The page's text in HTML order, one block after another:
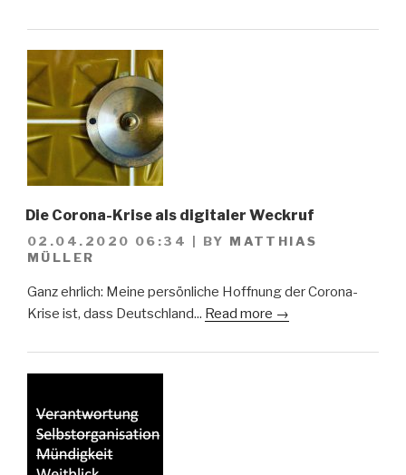
Die Corona-Krise als digitaler Weckruf
02.04.2020 06:34 BY MATTHIAS
MÜLLER
Ganz ehrlich: Meine persönliche Hoffnung der Corona-
Krise ist, dass Deutschland... Read more →